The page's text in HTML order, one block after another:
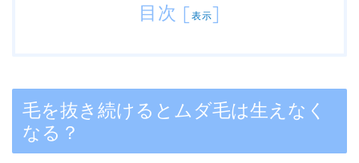
目次 [ 表示]
毛を抜き続けるとムダ毛は生えなく
なる？